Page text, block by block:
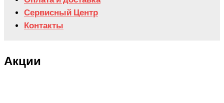
Сервисный Центр
Контакты
Акции